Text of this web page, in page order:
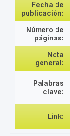
Fecha de
publicación:
Número de
páginas:
Nota
general:
Palabras
clave:
Link: